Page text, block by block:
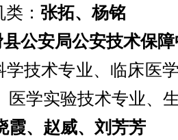
： 张拓、杨铭
县公安局公安技术保
学技术专业、临床医
医学实验技术专业、
霞、赵威、刘芳芳